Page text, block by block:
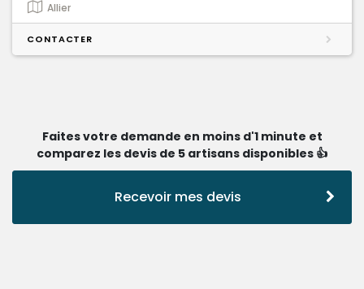
Allier
CONTACTER
Faites votre demande en moins d'1 minute et
comparez les devis de 5 artisans disponibles 👍
Recevoir mes devis